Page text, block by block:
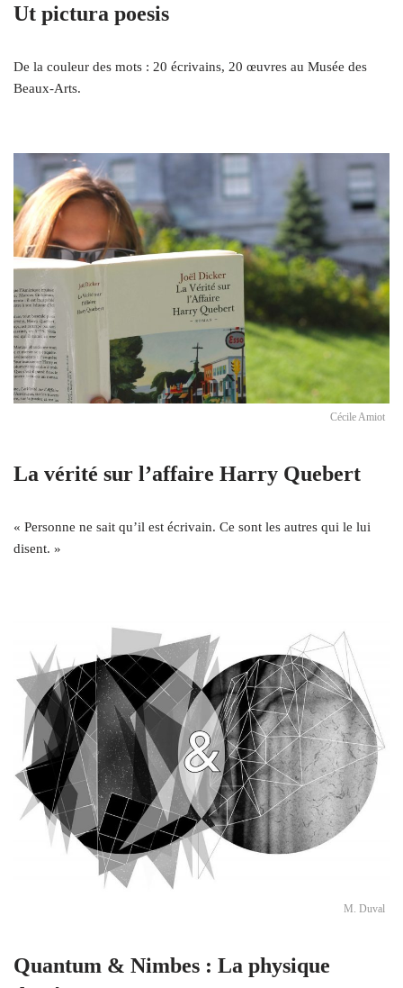
Ut pictura poesis
De la couleur des mots : 20 écrivains, 20 œuvres au Musée des
Beaux-Arts.
Cécile Amiot
La vérité sur l’affaire Harry Quebert
« Personne ne sait qu’il est écrivain. Ce sont les autres qui le lui
disent. »
M. Duval
Quantum & Nimbes : La physique